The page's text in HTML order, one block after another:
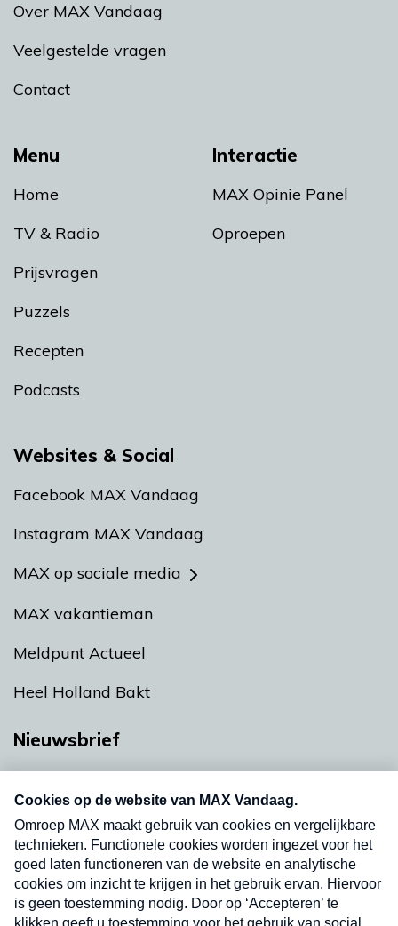
Menu
Home
TV & Radio
Prijsvragen
Puzzels
Recepten
Podcasts
Interactie
MAX Opinie Panel
Oproepen
Over MAX Vandaag
Veelgestelde vragen
Contact
Websites & Social
Facebook MAX Vandaag
Instagram MAX Vandaag
MAX op sociale media
MAX vakantieman
Meldpunt Actueel
Heel Holland Bakt
Nieuwsbrief
nieuwsbrief. Elke vrijdag- en dinsdagochtend in
uw mailbox.
Verzend